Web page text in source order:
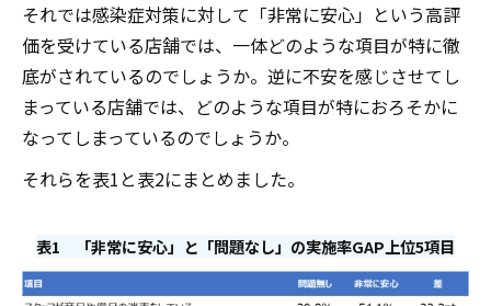
それでは感染症対策に対して「非常に安心」という高評
価を受けている店舗では、一体どのような項目が特に徹
底がされているのでしょうか。逆に不安を感じさせてし
まっている店舗では、どのような項目が特におろそかに
なってしまっているのでしょうか。
それらを表1と表2にまとめました。
表1 「非常に安心」と「問題なし」の実施率GAP上位5項目